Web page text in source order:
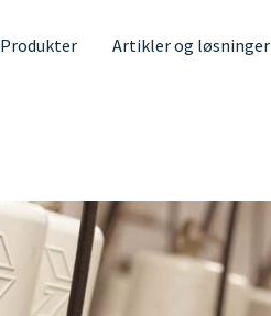
Produkter Artikler og løsninger